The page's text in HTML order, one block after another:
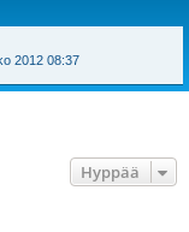
2012 08:37
Hyppää